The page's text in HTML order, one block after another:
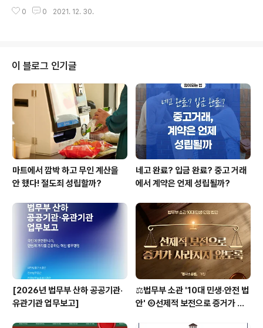
의 종류와 성립요건 유언이란 사망 후 효력이 발생하는 것
리며 번거롭기 때문입니다. 게다가 계산을 하고 거슬러 받
니다. 우리나라 국민들이 함께 사용하는 돈이니 함부로 사
용된 돈을 내 손에 받게 되어도 어쩔 수 없는 걸까요? 만약
어떤 사람이 지폐를 훼손했을 때는 처벌을 받을까요? 우리
나라 화폐에 관련된 법과 손상 화폐 규모, 국민의 화폐 사용
습관의 개선점에 대해서 지금부터 알아보겠습니다. 화폐는
나라에서 관리하며, 아무나 발행하거나..
0 0 2021. 12. 30.
이 블로그 인기글
마트에서 깜박 하고 무인 계산을
안 했다! 절도죄 성립할까?
네고 완료? 입금 완료? 중고 거래
에서 계약은 언제 성립될까?
[2026년 법무부 산하 공공기관·
유관기관 업무보고]
⚖️법무부 소관 '10대 민생·안전 법
안' ⑥선제적 보전으로 증거가 사